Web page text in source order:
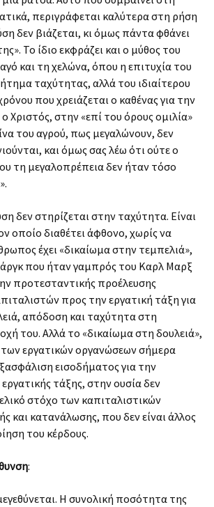
περιγράφεται καλύτερα στη ρήση
δεν βιάζεται, κι όμως πάντα φθάνει
Το ίδιο εκφράζει και ο μύθος του
και τη χελώνα, όπου η επιτυχία του
ταχύτητας, αλλά του ιδιαίτερου
που χρειάζεται ο καθένας για την
ο Χριστός, στην «επί του όρους ομιλία»
του αγρού, πως μεγαλώνουν, δεν
και όμως σας λέω ότι ούτε ο
τη μεγαλοπρέπεια δεν ήταν τόσο
δεν στηρίζεται στην ταχύτητα. Είναι
οποίο διαθέτει άφθονο, χωρίς να
έχει «δικαίωμα στην τεμπελιά»,
που ήταν γαμπρός του Καρλ Μαρξ
προτεσταντικής προέλευσης
προς την εργατική τάξη για
απόδοση και ταχύτητα στη
του. Αλλά το «δικαίωμα στη δουλειά»,
εργατικών οργανώσεων σήμερα
εισοδήματος για την
τάξης, στην ουσία δεν
στόχο των καπιταλιστικών
και κατανάλωσης, που δεν είναι άλλος
του κέρδους.
:
Η συνολική ποσότητα της